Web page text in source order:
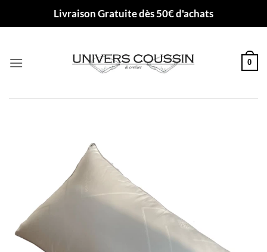
Livraison Gratuite dès 50€ d'achats
0